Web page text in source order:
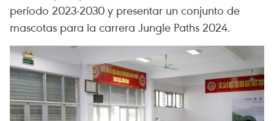
período 2023-2030 y presentar un conjunto de
mascotas para la carrera Jungle Paths 2024.